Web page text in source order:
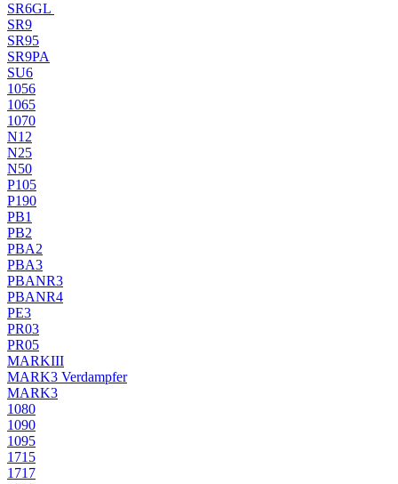
SR6GL
SR9
SR95
SR9PA
SU6
1056
1065
1070
N12
N25
N50
P105
P190
PB1
PB2
PBA2
PBA3
PBANR3
PBANR4
PE3
PR03
PR05
MARKIII
MARK3 Verdampfer
MARK3
1080
1090
1095
1715
1717